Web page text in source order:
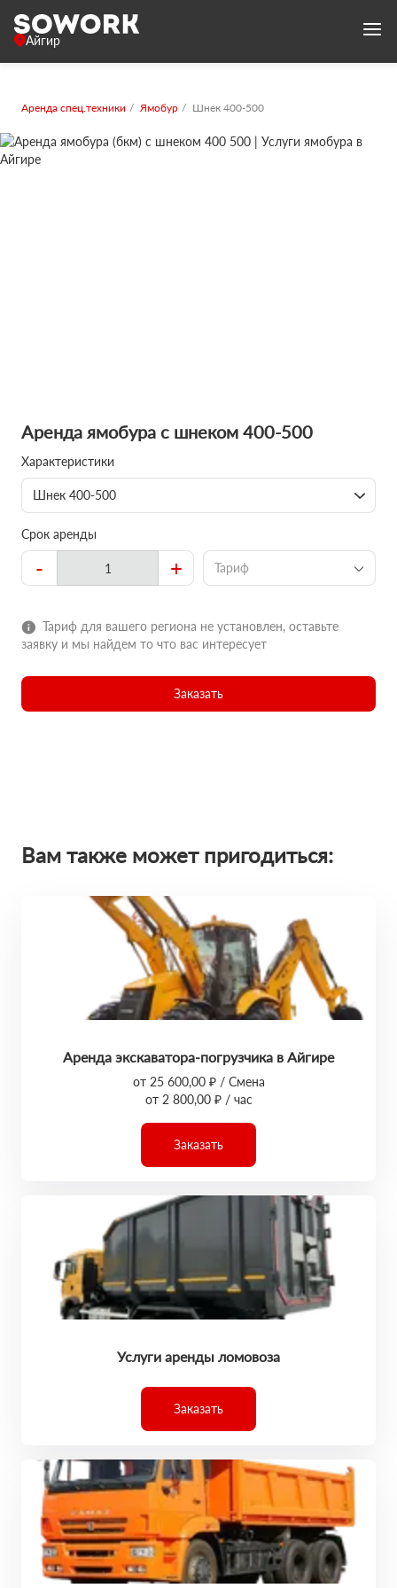
Айгир
Аренда спец.техники Ямобур Шнек 400-500
Аренда ямобура с шнеком 400-500
Характеристики
Шнек 400-500
Срок аренды
- + Тариф
Тариф для вашего региона не установлен, оставьте
заявку и мы найдем то что вас интересует
Заказать
Вам также может пригодиться:
Аренда экскаватора-погрузчика в Айгире
от 25 600,00 ₽ / Смена
от 2 800,00 ₽ / час
Заказать
Услуги аренды ломовоза
Заказать